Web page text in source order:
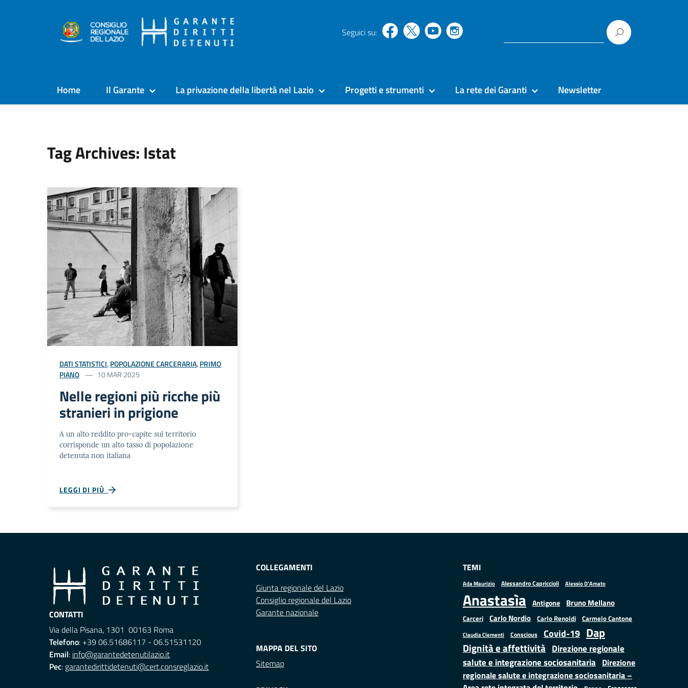
Seguici su:
Home Il Garante La privazione della libertà nel Lazio Progetti e strumenti La rete dei Garanti Newsletter
Tag Archives: Istat
DATI STATISTICI,POPOLAZIONE CARCERARIA,PRIMO
PIANO
10 MAR 2025
Nelle regioni più ricche più
stranieri in prigione
A un alto reddito pro-capite sul territorio
corrisponde un alto tasso di popolazione
detenuta non italiana
LEGGI DI PIÙ
CONTATTI
Via della Pisana, 1301 00163 Roma
Telefono: +39 06.51686117 - 06.51531120
Email: info@garantedetenutilazio.it
Pec: garantedirittidetenuti@cert.consreglazio.it
COLLEGAMENTI
Giunta regionale del Lazio
Consiglio regionale del Lazio
Garante nazionale
MAPPA DEL SITO
Sitemap
TEMI
Ada Maurizio Alessandro Capriccioli Alessio D'Amato
Anastasìa Antigone Bruno Mellano
Carceri Carlo Nordio Carlo Renoldi Carmelo Cantone
Claudia Clementi Conscious Covid-19 Dap
Dignità e affettività Direzione regionale
salute e integrazione sociosanitaria Direzione
regionale salute e integrazione sociosanitaria –